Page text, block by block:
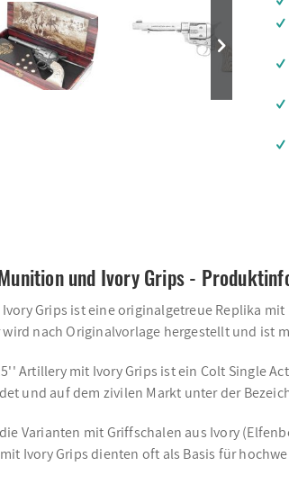
und Ivory Grips -
Grips ist eine originalgetreue Replika
nach Originalvorlage hergestellt und ist
Artillery mit Ivory Grips ist ein Colt Single
und auf dem zivilen Markt unter der
Varianten mit Griffschalen aus Ivory
Ivory Grips dienten oft als Basis für